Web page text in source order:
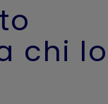
chi lo